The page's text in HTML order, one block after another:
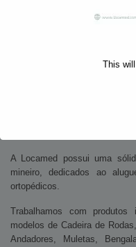
A Locamed possui uma
mineiro, dedicados ao
ortopédicos.
Trabalhamos com
modelos de Cadeira de
Andadores, Muletas,
This